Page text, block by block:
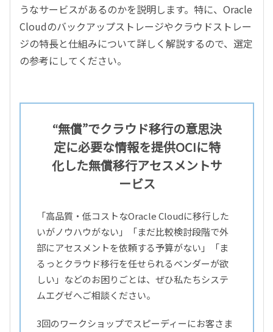
うなサービスがあるのかを説明します。特に、Oracle
Cloudのバックアップストレージやクラウドストレー
ジの特長と仕組みについて詳しく解説するので、選定
の参考にしてください。
“無償”でクラウド移行の意思決
定に必要な情報を提供OCIに特
化した無償移行アセスメントサ
ービス
「高品質・低コストなOracle Cloudに移行した
いがノウハウがない」「まだ比較検討段階で外
部にアセスメントを依頼する予算がない」「ま
るっとクラウド移行を任せられるベンダーが欲
しい」などのお困りごとは、ぜひ私たちシステ
ムエグゼへご相談ください。
3回のワークショップでスピーディーにお客さま